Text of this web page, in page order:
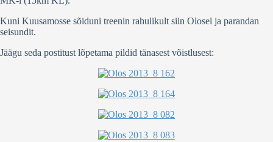
Kuni Kuusamosse sõiduni treenin rahulikult siin Olosel ja parandan
seisundit.
Jäägu seda postitust lõpetama pildid tänasest võistlusest: